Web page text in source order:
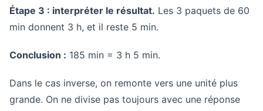
Étape 3 : interpréter le résultat. Les 3 paquets de 60
min donnent 3 h, et il reste 5 min.
Conclusion : 185 min = 3 h 5 min.
Dans le cas inverse, on remonte vers une unité plus
grande. On ne divise pas toujours avec une réponse